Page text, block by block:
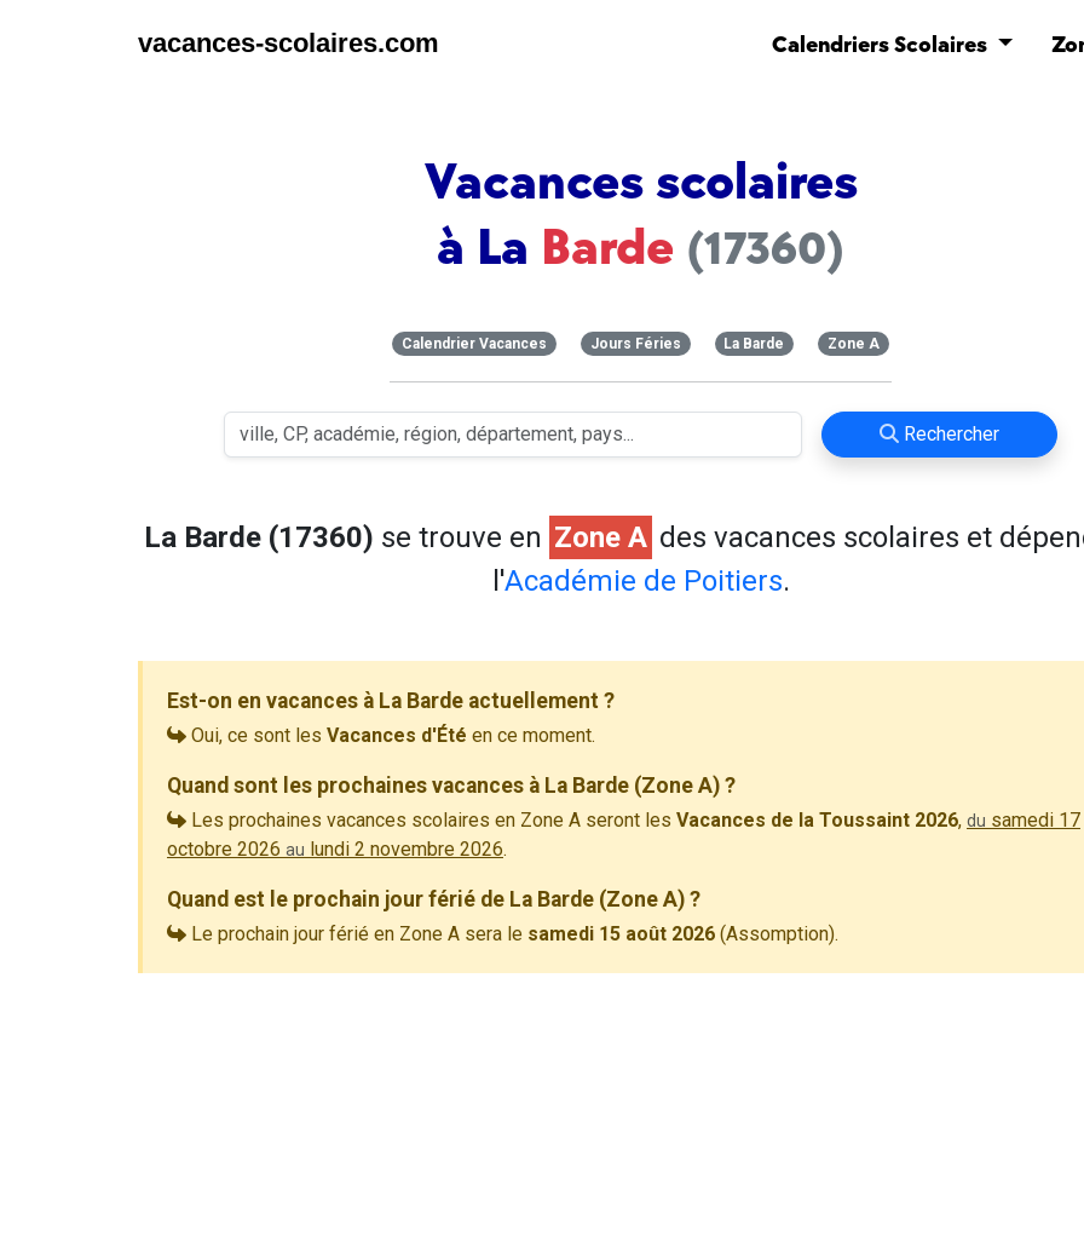
vacances-scolaires.com Calendriers Scolaires
Vacances scolaires
à La Barde (17360)
Calendrier Vacances Jours Féries La Barde Zone A
Rechercher
La Barde (17360) se trouve en Zone A des vacances scolaires et
l'Académie de Poitiers.
Est-on en vacances à La Barde actuellement ?
Oui, ce sont les Vacances d'Été en ce moment.
Quand sont les prochaines vacances à La Barde (Zone A) ?
Les prochaines vacances scolaires en Zone A seront les Vacances de la Toussaint 2026, du samedi 17
octobre 2026 au lundi 2 novembre 2026.
Quand est le prochain jour férié de La Barde (Zone A) ?
Le prochain jour férié en Zone A sera le samedi 15 août 2026 (Assomption).